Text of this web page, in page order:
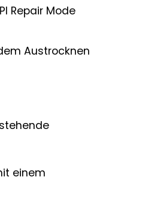
Repair Mode
Austrocknen
einem